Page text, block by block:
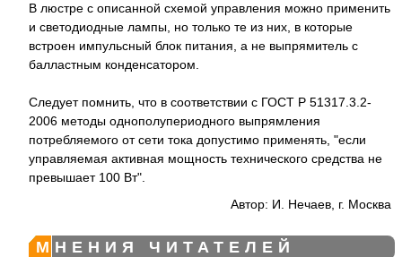
В люстре с описанной схемой управления можно применить
и светодиодные лампы, но только те из них, в которые
встроен импульсный блок питания, а не выпрямитель с
балластным конденсатором.
Следует помнить, что в соответствии с ГОСТ Р 51317.3.2-
2006 методы однополупериодного выпрямления
потребляемого от сети тока допустимо применять, "если
управляемая активная мощность технического средства не
превышает 100 Вт".
Автор: И. Нечаев, г. Москва
МНЕНИЯ ЧИТАТЕЛЕЙ